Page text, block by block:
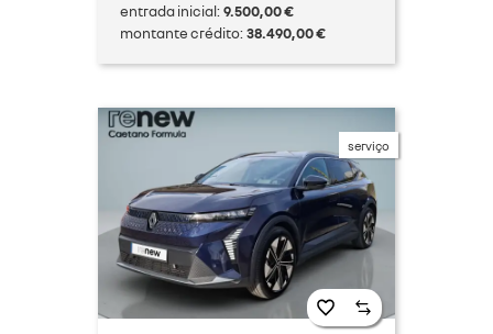
entrada inicial:9.500,00 €
montante crédito:38.490,00 €
serviço